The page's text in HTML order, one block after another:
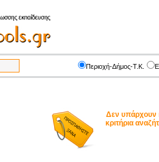
Περιοχή-Δήμος-Τ.Κ.
Δεν υπάρχουν
κριτήρια